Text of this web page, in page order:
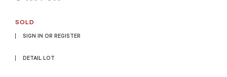
SOLD
SIGN IN OR REGISTER
DETAIL LOT